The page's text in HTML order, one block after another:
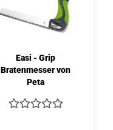
Easi - Grip
Bratenmesser von
Peta